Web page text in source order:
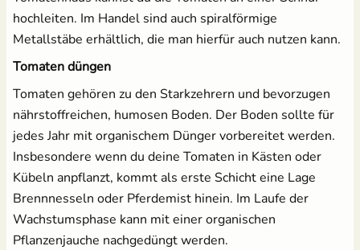
hochleiten. Im Handel sind auch spiralförmige
Metallstäbe erhältlich, die man hierfür auch nutzen kann.
Tomaten düngen
Tomaten gehören zu den Starkzehrern und bevorzugen
nährstoffreichen, humosen Boden. Der Boden sollte für
jedes Jahr mit organischem Dünger vorbereitet werden.
Insbesondere wenn du deine Tomaten in Kästen oder
Kübeln anpflanzt, kommt als erste Schicht eine Lage
Brennnesseln oder Pferdemist hinein. Im Laufe der
Wachstumsphase kann mit einer organischen
Pflanzenjauche nachgedüngt werden.